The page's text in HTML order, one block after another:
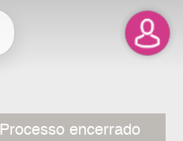
Processo encerrado